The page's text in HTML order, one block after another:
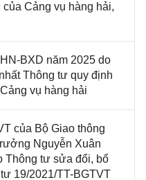
Cảng vụ hàng hải,
BXD năm 2025 do
Thông tư quy định
vụ hàng hải
của Bộ Giao thông
Nguyễn Xuân
Thông tư sửa đổi, bổ
19/2021/TT-BGTVT